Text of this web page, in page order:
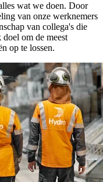
wat we doen. Door
van onze werknemers
van collega's die
om de meest
op te lossen.